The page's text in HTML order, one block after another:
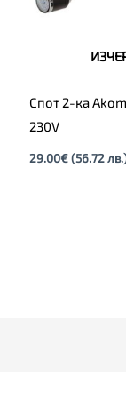
Спот 2-ка
230V
29.00€(56.72